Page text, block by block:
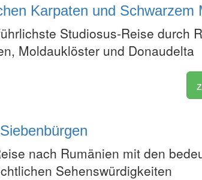
Karpaten und Schwarzem
Studiosus-Reise durch
Moldauklöster und Donaudelta
nach Rumänien mit den
Sehenswürdigkeiten